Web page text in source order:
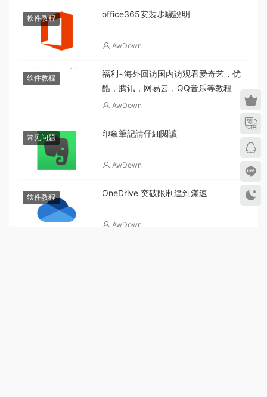
office365安裝步驟說明
軟件教程
AwDown
福利~海外回访国内访观看爱奇艺，优
酷，腾讯，网易云，QQ音乐等教程
软件教程
AwDown
印象筆記請仔細閱讀
常见问题
AwDown
OneDrive 突破限制達到滿速
软件教程
AwDown